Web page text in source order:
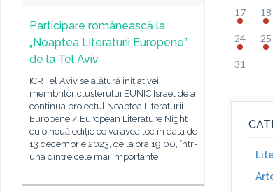
Participare românească la
„Noaptea Literaturii Europene”
de la Tel Aviv
ICR Tel Aviv se alătură inițiativei
membrilor clusterului EUNIC Israel de a
continua proiectul Noaptea Literaturii
Europene / European Literature Night
cu o nouă ediție ce va avea loc în data de
13 decembrie 2023, de la ora 19:00, într-
una dintre cele mai importante
17 18
24 25
31